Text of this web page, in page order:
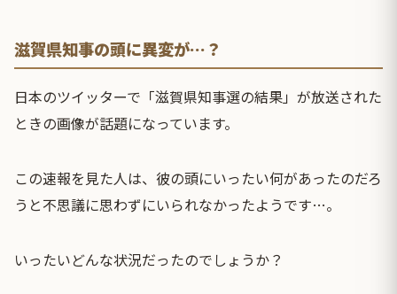
滋賀県知事の頭に異変が…？
日本のツイッターで「滋賀県知事選の結果」が放送された
ときの画像が話題になっています。
この速報を見た人は、彼の頭にいったい何があったのだろ
うと不思議に思わずにいられなかったようです…。
いったいどんな状況だったのでしょうか？